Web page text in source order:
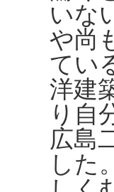
いな
や尚
てい
洋建
り自
広島
した